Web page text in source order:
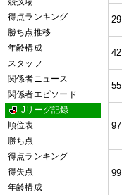
得点ランキング
勝ち点推移
年齢構成
スタッフ
関係者ニュース
関係者エピソード
Jリーグ記録
順位表
勝ち点
得点ランキング
得失点
年齢構成
29
42
55
97
99